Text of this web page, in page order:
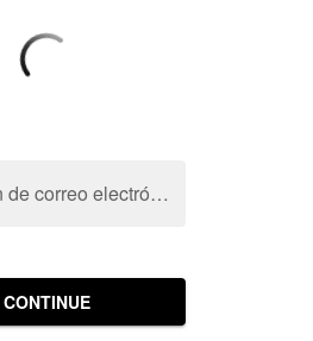
Dirección de correo electrónico
CONTINUE